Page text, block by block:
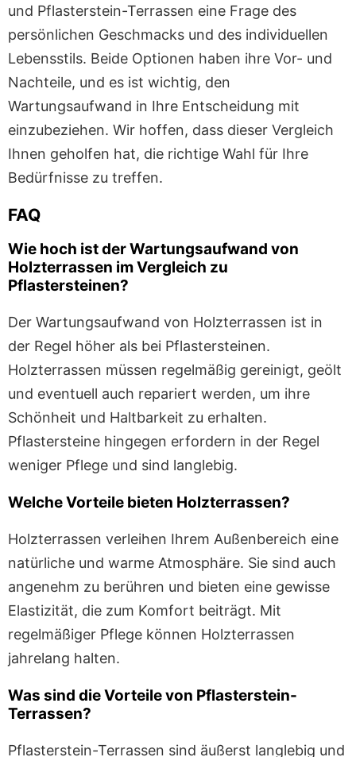
und Pflasterstein-Terrassen eine Frage des
persönlichen Geschmacks und des individuellen
Lebensstils. Beide Optionen haben ihre Vor- und
Nachteile, und es ist wichtig, den
Wartungsaufwand in Ihre Entscheidung mit
einzubeziehen. Wir hoffen, dass dieser Vergleich
Ihnen geholfen hat, die richtige Wahl für Ihre
Bedürfnisse zu treffen.
FAQ
Wie hoch ist der Wartungsaufwand von
Holzterrassen im Vergleich zu
Pflastersteinen?
Der Wartungsaufwand von Holzterrassen ist in
der Regel höher als bei Pflastersteinen.
Holzterrassen müssen regelmäßig gereinigt, geölt
und eventuell auch repariert werden, um ihre
Schönheit und Haltbarkeit zu erhalten.
Pflastersteine hingegen erfordern in der Regel
weniger Pflege und sind langlebig.
Welche Vorteile bieten Holzterrassen?
Holzterrassen verleihen Ihrem Außenbereich eine
natürliche und warme Atmosphäre. Sie sind auch
angenehm zu berühren und bieten eine gewisse
Elastizität, die zum Komfort beiträgt. Mit
regelmäßiger Pflege können Holzterrassen
jahrelang halten.
Was sind die Vorteile von Pflasterstein-
Terrassen?
Pflasterstein-Terrassen sind äußerst langlebig und